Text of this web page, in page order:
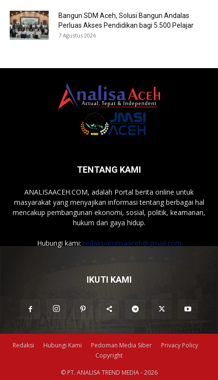
Bangun SDM Aceh, Solusi Bangun Andalas
Perluas Akses Pendidikan bagi 5.500 Pelajar
7 Agustus 2026
TENTANG KAMI
ANALISAACEH.COM, adalah Portal berita online untuk
masyarakat yang menyajikan informasi tentang berbagai hal
mencakup pembangunan ekonomi, sosial, politik, keamanan,
hukum dan gaya hidup.
Hubungi kami: redaksianalisaaceh@gmail.com
IKUTI KAMI
Redaksi Hubungi Kami Pedoman Media Siber
Privacy Policy
Copyright
© PT. ANALISA TREND MEDIA - 2026